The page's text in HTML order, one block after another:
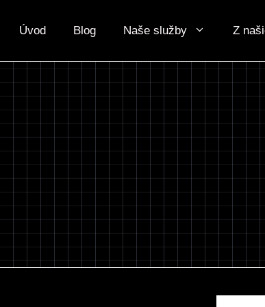
Úvod Blog Naše služby Z